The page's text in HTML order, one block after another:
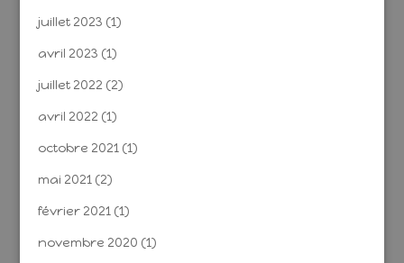
juillet 2023 (1)
avril 2023 (1)
juillet 2022 (2)
avril 2022 (1)
octobre 2021 (1)
mai 2021 (2)
février 2021 (1)
novembre 2020 (1)